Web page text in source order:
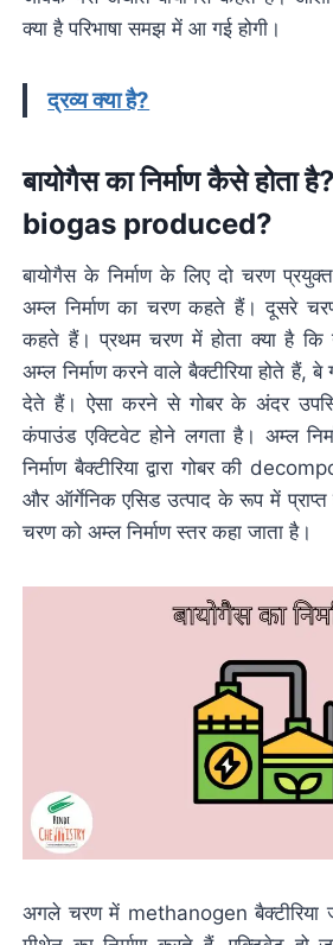
क्या है परिभाषा समझ में आ गई होगी।
द्रव्य क्या है?
बायोगैस का निर्माण कैसे
biogas produced?
बायोगैस के निर्माण के लिए दो चरण
अम्ल निर्माण का चरण कहते हैं। दूसरे
कहते हैं। प्रथम चरण में होता क्या है कि
अम्ल निर्माण करने वाले बैक्टीरिया होते हैं,
देते हैं। ऐसा करने से गोबर के अंदर
कंपाउंड एक्टिवेट होने लगता है। अम्ल
निर्माण बैक्टीरिया द्वारा गोबर की
और ऑर्गेनिक एसिड उत्पाद के रूप में
चरण को अम्ल निर्माण स्तर कहा जाता है।
अगले चरण में methanogen बैक्टीरिया